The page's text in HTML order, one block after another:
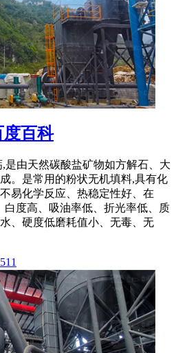
度百科
是由天然碳酸盐矿物如方解石、大
。是常用的粉状无机填料,具有化
易化学反应、热稳定性好、在
度高、吸油率低、折光率低、质
、硬度低磨耗值小、无毒、无